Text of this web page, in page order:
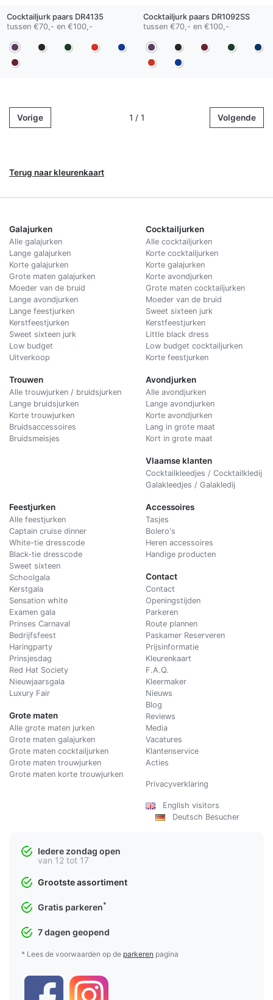
Cocktailjurk paarsDR4135
tussen €70,- en €100,-
Cocktailjurk paarsDR1092SS
tussen €70,- en €100,-
Vorige 1 / 1 Volgende
Terug naar kleurenkaart
Galajurken
Alle galajurken
Lange galajurken
Korte galajurken
Grote maten galajurken
Moeder van de bruid
Lange avondjurken
Lange feestjurken
Kerstfeestjurken
Sweet sixteen jurk
Low budget
Uitverkoop
Trouwen
Alle trouwjurken / bruidsjurken
Lange bruidsjurken
Korte trouwjurken
Bruidsaccessoires
Bruidsmeisjes
Cocktailjurken
Alle cocktailjurken
Korte cocktailjurken
Korte galajurken
Korte avondjurken
Grote maten cocktailjurken
Moeder van de bruid
Sweet sixteen jurk
Kerstfeestjurken
Little black dress
Low budget cocktailjurken
Korte feestjurken
Avondjurken
Alle avondjurken
Lange avondjurken
Korte avondjurken
Lang in grote maat
Kort in grote maat
Vlaamse klanten
Cocktailkleedjes / Cocktailkledij
Galakleedjes / Galakledij
Feestjurken
Alle feestjurken
Captain cruise dinner
White-tie dresscode
Black-tie dresscode
Sweet sixteen
Schoolgala
Kerstgala
Sensation white
Examen gala
Prinses Carnaval
Bedrijfsfeest
Haringparty
Prinsjesdag
Red Hat Society
Nieuwjaarsgala
Luxury Fair
Grote maten
Alle grote maten jurken
Grote maten galajurken
Grote maten cocktailjurken
Grote maten trouwjurken
Grote maten korte trouwjurken
Accessoires
Tasjes
Bolero's
Heren accessoires
Handige producten
Contact
Contact
Openingstijden
Parkeren
Route plannen
Paskamer Reserveren
Prijsinformatie
Kleurenkaart
F.A.Q.
Kleermaker
Nieuws
Blog
Reviews
Media
Vacatures
Klantenservice
Acties
Privacyverklaring
English visitors
Deutsch Besucher
Iedere zondag open
van 12 tot 17
Grootste assortiment
Gratis parkeren*
7 dagen geopend
* Lees de voorwaarden op de parkeren pagina